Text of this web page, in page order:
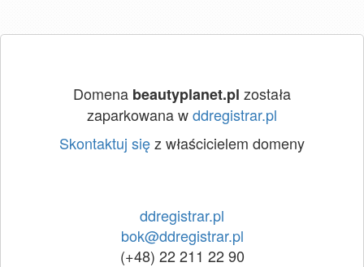
Domena beautyplanet.pl została
zaparkowana wddregistrar.pl
Skontaktuj sięz właścicielem domeny
ddregistrar.pl
bok@ddregistrar.pl
(+48) 22 211 22 90